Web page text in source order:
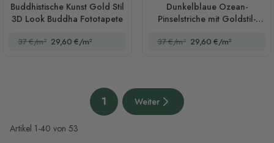
Buddhistische Kunst Gold Stil
3D Look Buddha Fototapete
37 €/m² 29,60 €/m²
Dunkelblaue Ozean-
Pinselstriche mit Goldstil-
37 €/m² 29,60 €/m²
Artikel 1-40 von 53
Sie lesen gerade die Seite
1 Nächste Seite
Weiter